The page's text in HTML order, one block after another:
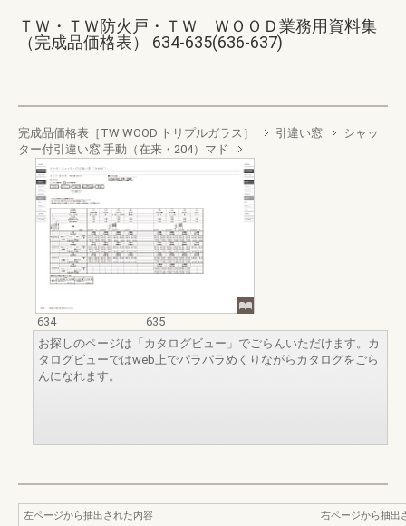
ＴＷ・ＴＷ防火戸・ＴＷ ＷＯＯＤ業務用資料集
（完成品価格表） 634-635(636-637)
完成品価格表［TW WOOD トリプルガラス］ 引違い窓
シャッ
ター付引違い窓 手動（在来・204）マド
634
635
お探しのページは「カタログビュー」でごらんいただけます。カ
タログビューではweb上でパラパラめくりながらカタログをごら
んになれます。
左ページから抽出された内容
右ページから抽出